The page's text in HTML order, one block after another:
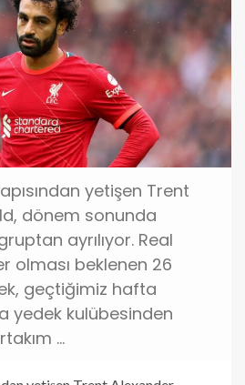
yetişen Trent
dönem sonunda
ayrılıyor. Real
olması beklenen 26
geçtiğimiz hafta
yedek kulübesinden
...